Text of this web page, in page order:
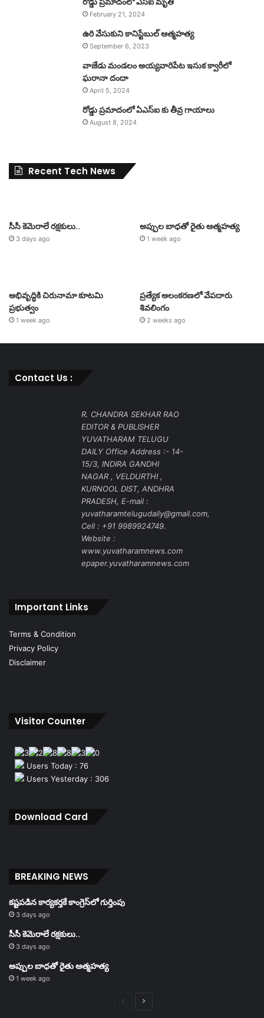
February 21, 2024
ఉరి వేసుకుని కానిస్టేబుల్ ఆత్మహత్య
September 6, 2023
వాజేడు మండలం అయ్యవారిపేట ఇసుక క్వారీలో
ఘరానా దందా
April 5, 2024
రోడ్డు ప్రమాదంలో ఏఎస్ఐ కు తీవ్ర గాయాలు
August 8, 2024
Recent Tech News
సీసీ కెమెరాలే రక్షకులు..
3 days ago
అప్పుల బాధతో రైతు ఆత్మహత్య
1 week ago
అభివృద్ధికి చిరునామా కూటమి
ప్రభుత్వం
1 week ago
ప్రత్యేక అలంకరణలో వేపదారు
శివలింగం
2 weeks ago
Contact Us :
R. CHANDRA SEKHAR RAO
EDITOR & PUBLISHER
YUVATHARAM TELUGU
DAILY Office Address :- 14-
15/3, INDIRA GANDHI
NAGAR , VELDURTHI ,
KURNOOL DIST, ANDHRA
PRADESH, E-mail :
yuvatharamtelugudaily@gmail.com,
Cell : +91 9989924749.
Website :
www.yuvatharamnews.com
epaper.yuvatharamnews.com
Important Links
Terms & Condition
Privacy Policy
Disclaimer
Visitor Counter
Users Today : 76
Users Yesterday : 306
Download Card
BREAKING NEWS
కష్టపడిన కార్యకర్తకే కాంగ్రెస్‌లో గుర్తింపు
3 days ago
సీసీ కెమెరాలే రక్షకులు..
3 days ago
అప్పుల బాధతో రైతు ఆత్మహత్య
1 week ago
PreviousNext